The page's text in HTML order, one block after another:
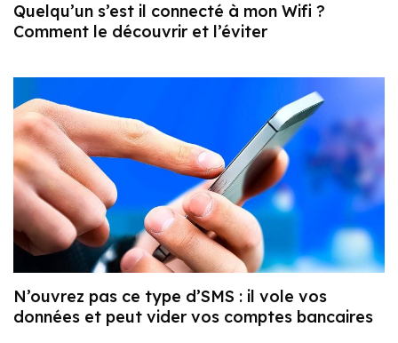
Quelqu’un s’est il connecté à mon Wifi ?
Comment le découvrir et l’éviter
N’ouvrez pas ce type d’SMS : il vole vos
données et peut vider vos comptes bancaires